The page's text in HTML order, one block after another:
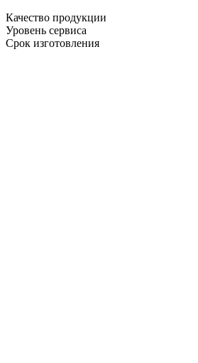
Качество продукции
Уровень сервиса
Срок изготовления